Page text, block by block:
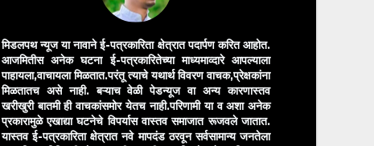
मिडलपथ न्यूज या नावाने ई-पत्रकारिता क्षेत्रात पदार्पण करित आहोत.
आजमितीस अनेक घटना ई-पत्रकारितेच्या माध्यमाव्दारे आपल्याला
पाहायला,वाचायला मिळतात.परंतू त्याचे यथार्थ विवरण वाचक,प्रेक्षकांना
मिळतातच असे नाही. बऱ्याच वेळी पेडन्यूज वा अन्य कारणास्तव
खरीखुरी बातमी ही वाचकांसमोर येतच नाही.परिणामी या व अशा अनेक
प्रकारामुळे एखाद्या घटनेचे विपर्यास वास्तव समाजात रूजवले जातात.
यास्तव ई-पत्रकारिता क्षेत्रात नवे मापदंड ठरवून सर्वसामान्य जनतेला